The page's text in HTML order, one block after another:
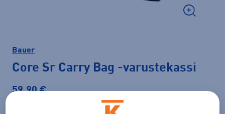
Bauer
Core Sr Carry Bag -varustekassi
59,90 €